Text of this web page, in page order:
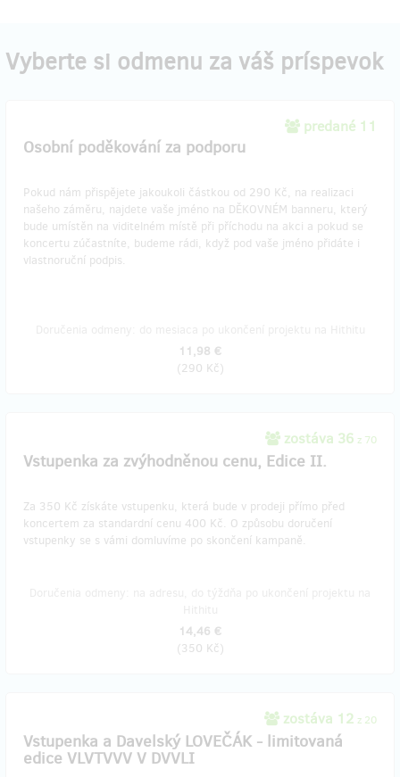
Vyberte si odmenu za váš príspevok
predané 11
Osobní poděkování za podporu
Pokud nám přispějete jakoukoli částkou od 290 Kč, na realizaci
našeho záměru, najdete vaše jméno na DĚKOVNÉM banneru, který
bude umístěn na viditelném místě při příchodu na akci a pokud se
koncertu zúčastníte, budeme rádi, když pod vaše jméno přidáte i
vlastnoruční podpis.
11,98 €
(290 Kč)
zostáva 36 z 70
Vstupenka za zvýhodněnou cenu, Edice II.
Za 350 Kč získáte vstupenku, která bude v prodeji přímo před
koncertem za standardní cenu 400 Kč. O způsobu doručení
vstupenky se s vámi domluvíme po skončení kampaně.
14,46 €
(350 Kč)
zostáva 12 z 20
Vstupenka a Davelský LOVEČÁK - limitovaná
edice VLVTVVV V DVVLI